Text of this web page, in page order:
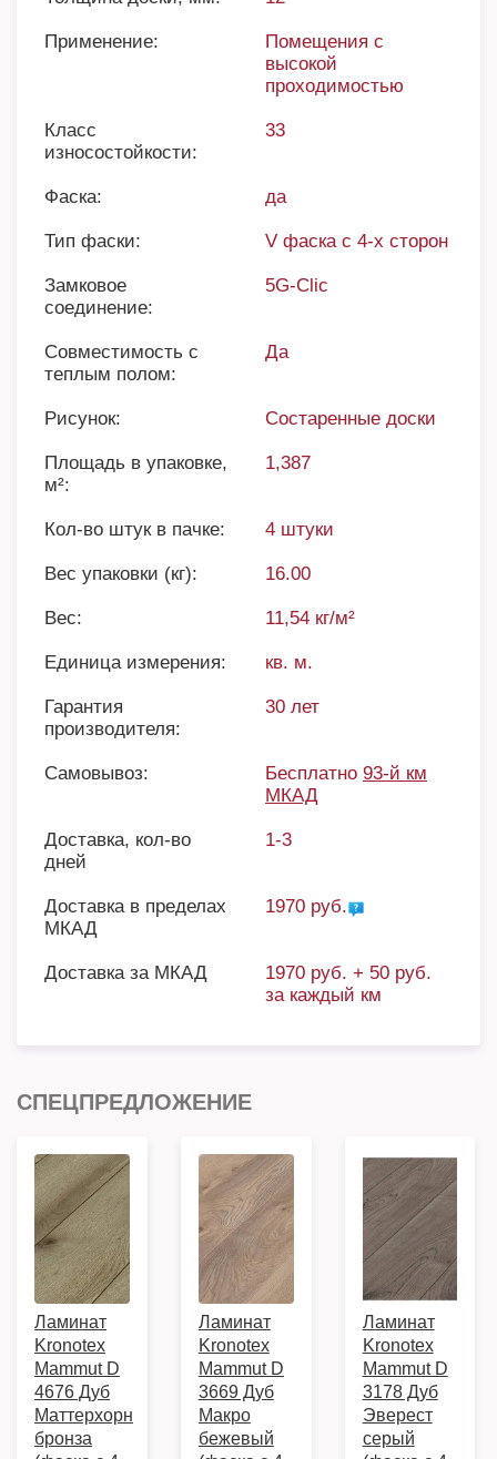
Применение:
Помещения с
высокой
проходимостью
Класс
износостойкости:
33
Фаска: да
Тип фаски: V фаска с 4-х сторон
Замковое
соединение:
5G-Clic
Совместимость с
теплым полом:
Да
Рисунок: Состаренные доски
Площадь в упаковке,
м²:
1,387
Кол-во штук в пачке: 4 штуки
Вес упаковки (кг): 16.00
Вес: 11,54 кг/м²
Единица измерения: кв. м.
Гарантия
производителя:
30 лет
Самовывоз: Бесплатно 93-й км
МКАД
Доставка, кол-во
дней
1-3
Доставка в пределах
МКАД
1970 руб.
Доставка за МКАД
1970 руб. + 50 руб.
за каждый км
СПЕЦПРЕДЛОЖЕНИЕ
Ламинат
Kronotex
Mammut D
4676 Дуб
Маттерхорн
бронза
Ламинат
Kronotex
Mammut D
3669 Дуб
Макро
бежевый
Ламинат
Kronotex
Mammut D
3178 Дуб
Эверест
серый